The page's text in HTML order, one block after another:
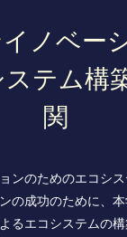
イノベー
テム構
関
ンのためのエコシ
の成功のために、
るエコシステムの